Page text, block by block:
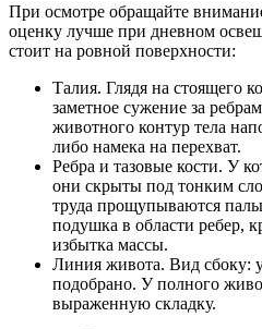
При осмотре обращайте
оценку лучше при дневном
стоит на ровной поверхности:
Талия. Глядя на стоящего
заметное сужение за
животного контур тела
либо намека на перехват.
Ребра и тазовые кости. У
они скрыты под тонким
труда прощупываются
подушка в области ребер,
избытка массы.
Линия живота. Вид сбоку:
подобрано. У полного
выраженную складку.